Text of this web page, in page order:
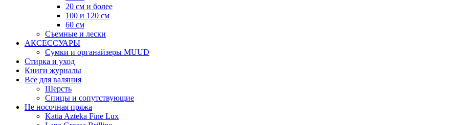
20 см и более
100 и 120 см
60 см
Съемные и лески
АКСЕССУАРЫ
Сумки и органайзеры MUUD
Стирка и уход
Книги журналы
Все для валяния
Шерсть
Спицы и сопутствующие
Не носочная пряжа
Katia Azteka Fine Lux